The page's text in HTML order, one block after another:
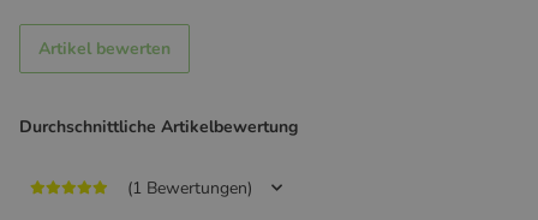
Durchschnittliche Artikelbewertung
(1 Bewertungen)
Artikel bewerten